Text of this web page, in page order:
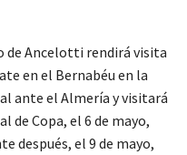
de Ancelotti rendirá visita
en el Bernabéu en la
ante el Almería y visitará
de Copa, el 6 de mayo,
después, el 9 de mayo,